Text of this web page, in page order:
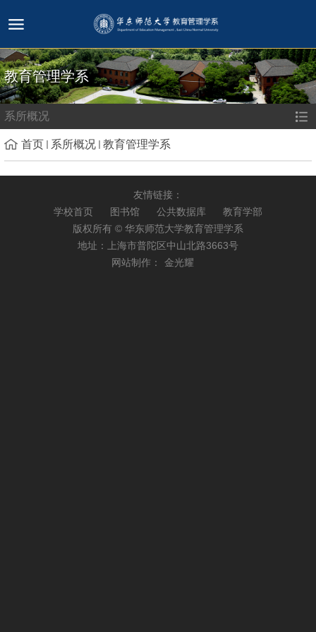
教育管理学系
系所概况
首页 系所概况 教育管理学系
友情链接：
学校首页
图书馆 公共数据库
教育学部
版权所有 © 华东师范大学教育管理学系
地址：上海市普陀区中山北路3663号
网站制作：
金光耀